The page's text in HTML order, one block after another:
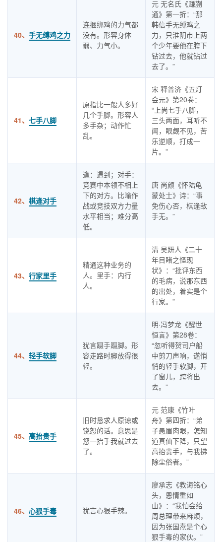
40、 手无缚鸡之力
连捆绑鸡的力气都
没有。形容身体
弱、力气小。
元 无名氏《赚蒯
通》第一折：“那
韩信手无缚鸡之
力，只淮阴市上两
个少年要他在胯下
钻过去，他就钻过
去了。”
41、 七手八脚
原指比一般人多好
几个手脚。形容人
多手杂；动作忙
乱。
宋 释普济《五灯
会元》第20卷：
“上尚七手八脚，
三头两面，耳听不
闻，眼觑不见，苦
乐逆顺，打成一
片。”
42、 棋逢对手
逢：遇到；对手：
竞赛中本领不相上
下的对方。比喻作
战或竞技双方力量
水平相当；难分高
低。
唐 尚颜《怀陆龟
蒙处士》诗：“事
免伤心否，棋逢敌
手无。”
43、 行家里手
精通这种业务的
人。里手：内行
人。
清 吴趼人《二十
年目睹之怪现
状》：“批评东西
的毛病，说那东西
的出处，着实是个
行家。”
44、 轻手软脚
犹言蹑手蹑脚。形
容走路时脚放得很
轻。
明·冯梦龙《醒世
恒言》第28卷：
“忽听得贺司户船
中剪刀声响，遂悄
悄的轻手软脚，开
了窗儿，跨将出
去。”
45、 高抬贵手
旧时恳求人原谅或
饶恕的话。意思是
您一抬手我就过去
了。
元 范康《竹叶
舟》第四折：“弟
子愚眉肉眼，怎知
道真仙下降，只望
高抬贵手，与我拂
除尘俗者。”
46、 心狠手毒 犹言心狠手辣。
廖承志《教诲铭心
头，恩情重如
山》：“我怕会给
周总理带来麻烦，
因为张国焘是个心
狠手毒的家伙。”